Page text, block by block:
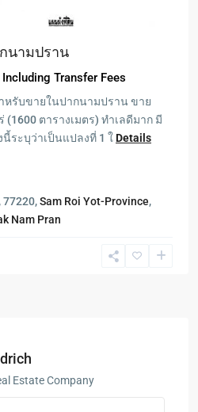
นามปราน
Transfer Fees
หรับขายในปากนามปราน ขาย
ตารางเมตร) ทำเลดีมาก มี
ระบุว่าเป็นแปลงที่ 1 ใDetails
77220,Sam Roi Yot-Province,
Nam Pran
Estate Company